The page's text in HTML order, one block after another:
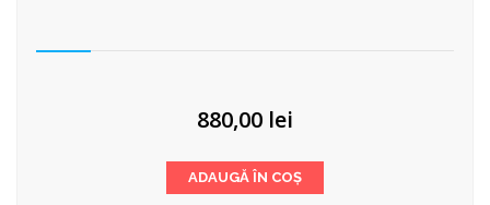
880,00 lei
ADAUGĂ ÎN COȘ